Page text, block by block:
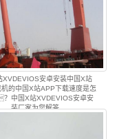
XVDEVIOS安卓安装中国X站
的中国X站APP下载速度是怎
中国X站XVDEVIOS安卓安
装厂家为您解答